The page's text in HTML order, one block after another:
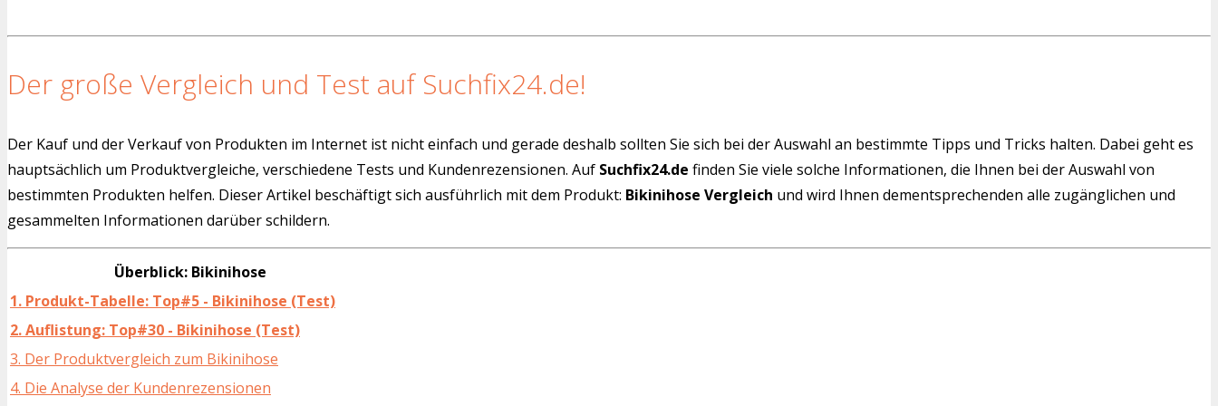
Der große Vergleich und Test auf Suchfix24.de!
Der Kauf und der Verkauf von Produkten im Internet ist nicht einfach und gerade deshalb sollten Sie sich bei der Auswahl an bestimmte Tipps und Tricks halten. Dabei geht es
hauptsächlich um Produktvergleiche, verschiedene Tests und Kundenrezensionen. Auf Suchfix24.de finden Sie viele solche Informationen, die Ihnen bei der Auswahl von
bestimmten Produkten helfen. Dieser Artikel beschäftigt sich ausführlich mit dem Produkt: Bikinihose Vergleich und wird Ihnen dementsprechenden alle zugänglichen und
gesammelten Informationen darüber schildern.
Überblick: Bikinihose
1. Produkt-Tabelle: Top#5 - Bikinihose (Test)
2. Auflistung: Top#30 - Bikinihose (Test)
3. Der Produktvergleich zum Bikinihose
4. Die Analyse der Kundenrezensionen